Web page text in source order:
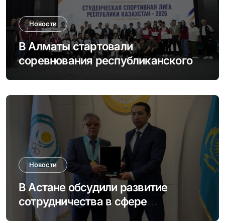
Новости
В Алматы стартовали
соревнования республиканского
Новости
В Астане обсудили развитие
сотрудничества в сфере
студенческого спорта и